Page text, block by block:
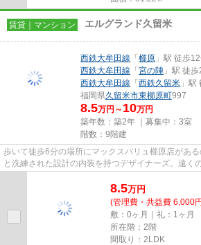
賃貸｜マンション エルグランド久留米
西鉄大牟田線 「櫛原 」駅 徒歩
西鉄大牟田線 「宮の陣 」駅 徒
西鉄大牟田線 「西鉄久留米 」駅
福岡県久留米市東櫛原町997
8.5万円～ 10万円
築年数：築2年 ｜募集中： 3室
階数：9階建
歩いて徒歩6分の場所にマックスバリュ櫛原店があ
と洗練された設計の内装を持つデザイナーズ。遠く
回復にも繋がりますので健康的...
8.5万円
(管理費・共益費 6,000
敷：0ヶ月｜礼：1ヶ月
所在階：2階
間取り：2LDK